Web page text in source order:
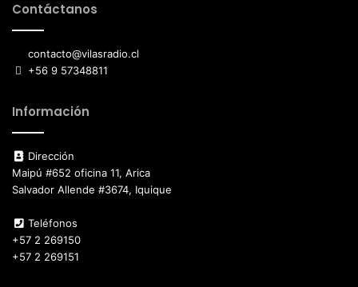
Contáctanos
contacto@vilasradio.cl
+56 9 57348811
Información
Dirección
Maipú #652 oficina 11, Arica
Salvador Allende #3674, Iquique
Teléfonos
+57 2 269150
+57 2 269151